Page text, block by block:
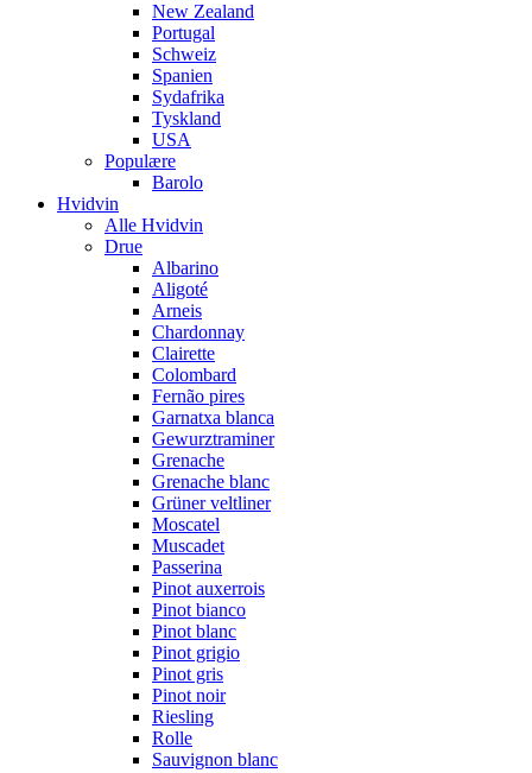
New Zealand
Portugal
Schweiz
Spanien
Sydafrika
Tyskland
USA
Populære
Barolo
Hvidvin
Alle Hvidvin
Drue
Albarino
Aligoté
Arneis
Chardonnay
Clairette
Colombard
Fernão pires
Garnatxa blanca
Gewurztraminer
Grenache
Grenache blanc
Grüner veltliner
Moscatel
Muscadet
Passerina
Pinot auxerrois
Pinot bianco
Pinot blanc
Pinot grigio
Pinot gris
Pinot noir
Riesling
Rolle
Sauvignon blanc